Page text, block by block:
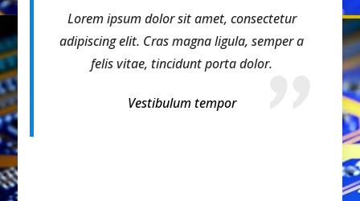
Lorem ipsum dolor sit amet, consectetur
adipiscing elit. Cras magna ligula, semper a
felis vitae, tincidunt porta dolor.
Vestibulum tempor